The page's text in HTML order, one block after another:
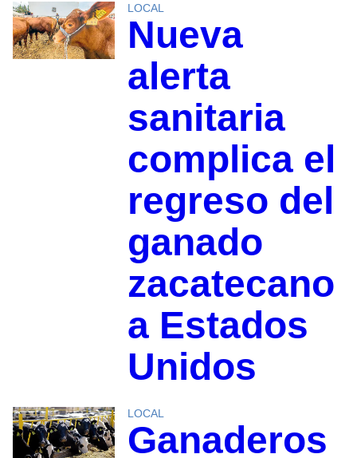
LOCAL
Nueva
alerta
sanitaria
complica el
regreso del
ganado
zacatecano
a Estados
Unidos
LOCAL
Ganaderos